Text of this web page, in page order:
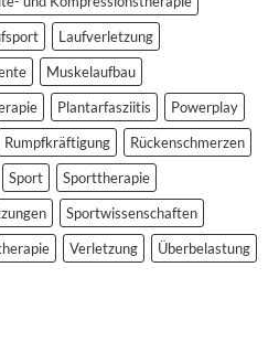
Laufverletzung
Muskelaufbau
Plantarfasziitis
Powerplay
Rumpfkräftigung
Rückenschmerzen
Sport
Sporttherapie
Sportwissenschaften
Verletzung
Überbelastung